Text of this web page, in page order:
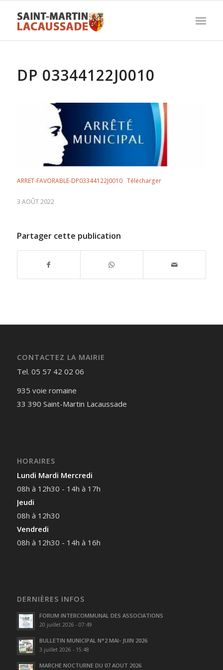
DP 03344122J0010
ARRET-FAVORABLE-DP03344122J0010 Télécharger
3 AOÛT 2022
Partager cette publication
CONTACTEZ LA MAIRIE
Tel. 05 57 42 02 06
935 voie romaine
33 390 Saint-Martin Lacaussade
HORAIRES
Lundi Mardi Mercredi
08h à 12h30 - 14h à 17h
Jeudi
08h à 12h30
Vendredi
08h à 12h30 - 14h à 16h
DERNIÈRES INFOS
FORUM INTERCOMMUNAL DES ASSOCIATIONS
20 juillet 2026 - 07:49
BULLETIN MUNICIPAL N°2 MAI- JUIN 2026
3 juillet 2026 - 15:48
MARCHE NOCTURNE DU 07 AOUT 2026